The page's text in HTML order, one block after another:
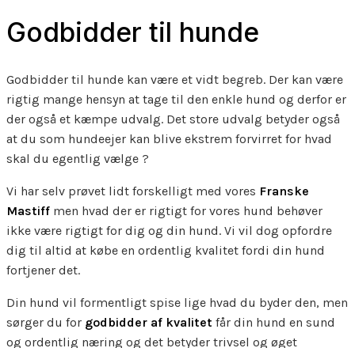
Godbidder til hunde
Godbidder til hunde kan være et vidt begreb. Der kan være
rigtig mange hensyn at tage til den enkle hund og derfor er
der også et kæmpe udvalg. Det store udvalg betyder også
at du som hundeejer kan blive ekstrem forvirret for hvad
skal du egentlig vælge ?
Vi har selv prøvet lidt forskelligt med vores Franske
Mastiff men hvad der er rigtigt for vores hund behøver
ikke være rigtigt for dig og din hund. Vi vil dog opfordre
dig til altid at købe en ordentlig kvalitet fordi din hund
fortjener det.
Din hund vil formentligt spise lige hvad du byder den, men
sørger du for godbidder af kvalitet får din hund en sund
og ordentlig næring og det betyder trivsel og øget